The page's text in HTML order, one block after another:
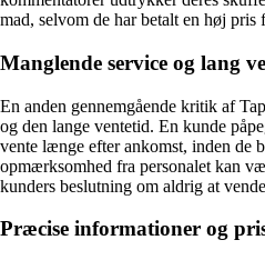
mad, selvom de har betalt en høj pris
Manglende service og lang
En anden gennemgående kritik af
og den lange ventetid. En kunde
vente længe efter ankomst, inden de
opmærksomhed fra personalet kan
kunders beslutning om aldrig at
Præcise informationer og